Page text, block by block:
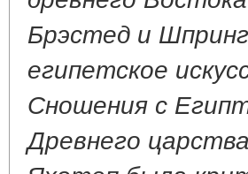
Брэстед и
египетское
Сношения с
Древнего